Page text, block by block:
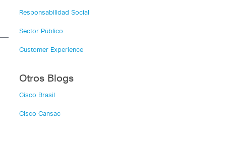
Responsabilidad Social
Sector Público
Customer Experience
Otros Blogs
Cisco Brasil
Cisco Cansac